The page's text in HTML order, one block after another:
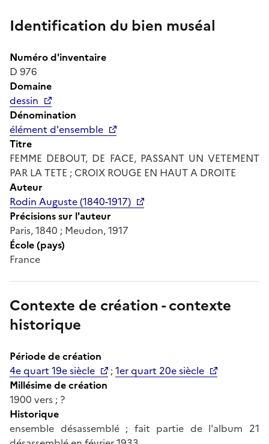
Identification du bien muséal
Numéro d'inventaire
D 976
Domaine
dessin
Dénomination
élément d'ensemble
Titre
FEMME DEBOUT, DE FACE, PASSANT UN VETEMENT
PAR LA TETE ; CROIX ROUGE EN HAUT A DROITE
Auteur
Rodin Auguste (1840-1917)
Précisions sur l'auteur
Paris, 1840 ; Meudon, 1917
École (pays)
France
Contexte de création - contexte
historique
Période de création
4e quart 19e siècle
;1er quart 20e siècle
Millésime de création
1900 vers ; ?
Historique
ensemble désassemblé ; fait partie de l'album 21